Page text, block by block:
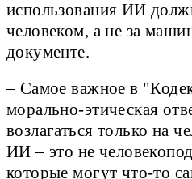
использования ИИ
человеком, а не за
документе.
– Самое важное в
морально-этическая
возлагаться только на
ИИ – это не
которые могут что-то